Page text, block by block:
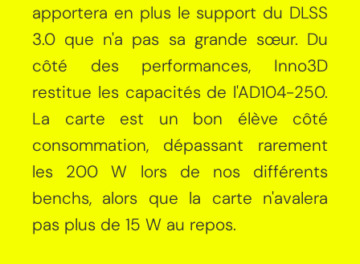
apportera en plus le support du DLSS
3.0 que n'a pas sa grande sœur. Du
côté des performances, Inno3D
restitue les capacités de l'AD104-250.
La carte est un bon élève côté
consommation, dépassant rarement
les 200 W lors de nos différents
benchs, alors que la carte n'avalera
pas plus de 15 W au repos.